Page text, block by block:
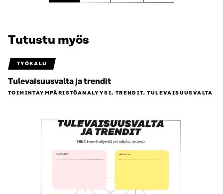
Tutustu myös
TYÖKALU
Tulevaisuusvalta ja trendit
TOIMINTAYMPÄRISTÖ­ANALYYSI, TRENDIT, TULEVAISUUSVALTA